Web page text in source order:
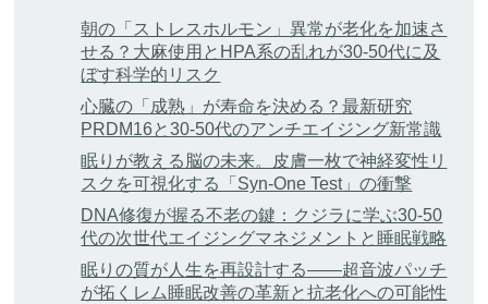
朝の「ストレスホルモン」異常が老化を加速さ
せる？大麻使用とHPA系の乱れが30-50代に及
ぼす科学的リスク
心臓の「成熟」が寿命を決める？最新研究
PRDM16と30-50代のアンチエイジング新常識
眠りが教える脳の未来。皮膚一枚で神経変性リ
スクを可視化する「Syn-One Test」の衝撃
DNA修復が握る不老の鍵：クジラに学ぶ30-50
代の次世代エイジングマネジメントと睡眠戦略
眠りの質が人生を再設計する——超音波パッチ
が拓くレム睡眠改善の革新と抗老化への可能性